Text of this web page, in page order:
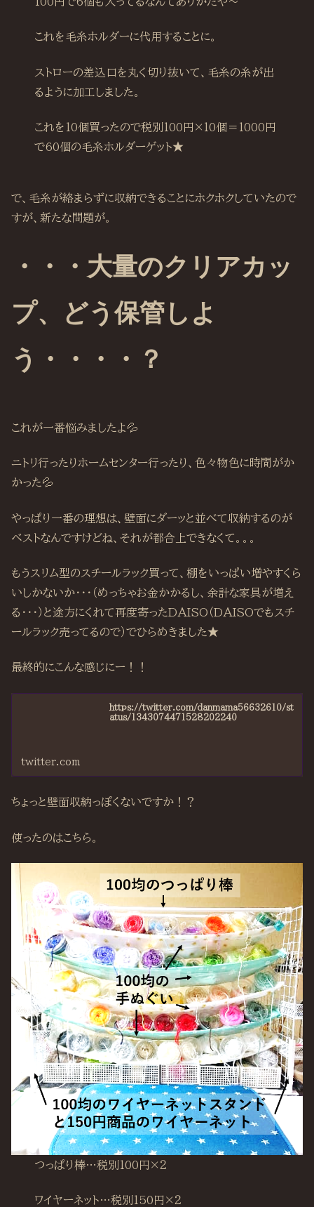
これを毛糸ホルダーに代用することに。
ストローの差込口を丸く切り抜いて、毛糸の糸が出
るように加工しました。
これを10個買ったので税別100円×10個＝1000円
で60個の毛糸ホルダーゲット★
で、毛糸が絡まらずに収納できることにホクホクしていたので
すが、新たな問題が。
・・・大量のクリアカッ
プ、どう保管しよ
う・・・・？
これが一番悩みましたよ💦
ニトリ行ったりホームセンター行ったり、色々物色に時間がか
かった💦
やっぱり一番の理想は、壁面にダーッと並べて収納するのが
ベストなんですけどね、それが都合上できなくて。。。
もうスリム型のスチールラック買って、棚をいっぱい増やすくら
いしかないか・・・（めっちゃお金かかるし、余計な家具が増え
る・・・）と途方にくれて再度寄ったDAISO（DAISOでもスチ
ールラック売ってるので）でひらめきました★
最終的にこんな感じにー！！
https://twitter.com/danmama56632610/st
atus/1343074471528202240
twitter.com
ちょっと壁面収納っぽくないですか！？
使ったのはこちら。
つっぱり棒…税別100円×２
ワイヤーネット…税別150円×２